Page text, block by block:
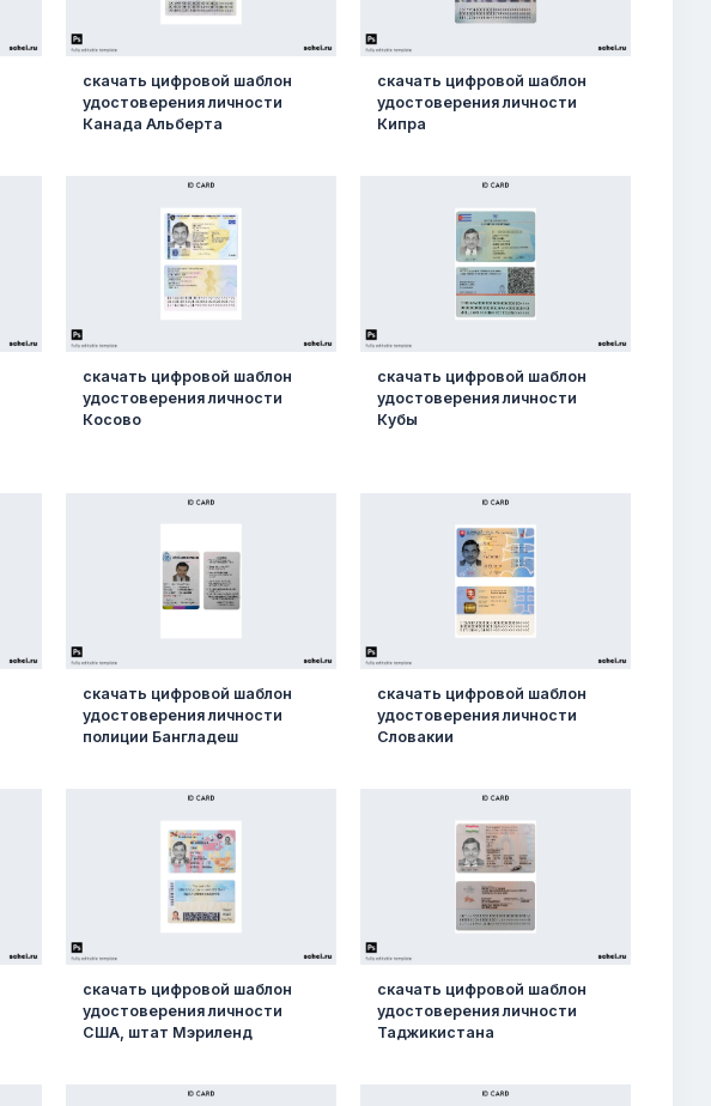
скачать цифровой шаблон
удостоверения личности
Канада Альберта
скачать цифровой шаблон
удостоверения личности
Кипра
скачать цифровой шаблон
удостоверения личности
Косово
скачать цифровой шаблон
удостоверения личности
Кубы
скачать цифровой шаблон
удостоверения личности
полиции Бангладеш
скачать цифровой шаблон
удостоверения личности
Словакии
скачать цифровой шаблон
удостоверения личности
США, штат Мэриленд
скачать цифровой шаблон
удостоверения личности
Таджикистана